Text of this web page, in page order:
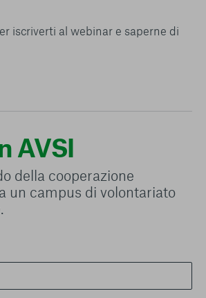
iscriverti al webinar e saperne di
AVSI
della cooperazione
un campus di volontariato